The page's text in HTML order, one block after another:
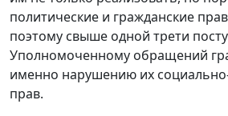
политические и гражданские
поэтому свыше одной трети
Уполномоченному обращений
именно нарушению их
прав.